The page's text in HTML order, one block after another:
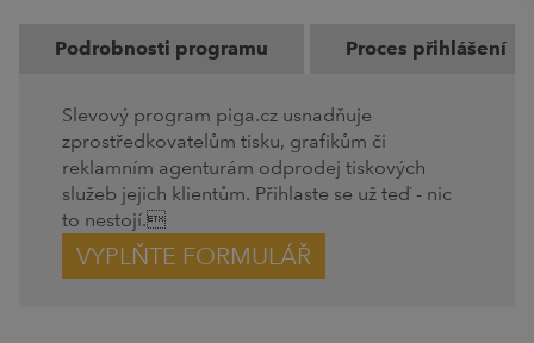
Podrobnosti programu Proces přihlášení
Slevový program piga.cz usnadňuje
zprostředkovatelům tisku, grafikům či
reklamním agenturám odprodej tiskových
služeb jejich klientům. Přihlaste se už teď - nic
to nestojí.
VYPLŇTE FORMULÁŘ